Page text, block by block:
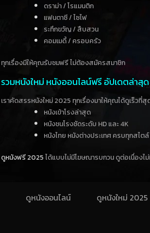
ดราม่า / โรแมนติก
แฟนตาซี / ไซไฟ
ระทึกขวัญ / สืบสวน
คอมเมดี้ / ครอบครัว
ทุกเรื่องมีให้คุณรับชมฟรี ไม่ต้องสมัครสมาชิก
รวมหนังใหม่ หนังออนไลน์ฟรี อัปเดตล่าสุ
เราคัดสรรหนังใหม่ 2025 ทุกเรื่องมาให้คุณได้ดูเร็วที่สุด
หนังเข้าโรงล่าสุด
หนังชนโรงชัดระดับ HD และ 4K
หนังไทย หนังต่างประเทศ ครบทุกสไตล์
ดูหนังฟรี 2025ได้แบบไม่มีโฆษณารบกวน ดูต่อเนื่องไ
ดูหนังออนไลน์ ดูหนังใหม่ 2025